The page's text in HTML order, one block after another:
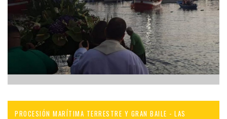
PROCESIÓN MARÍTIMA TERRESTRE Y GRAN BAILE - LAS